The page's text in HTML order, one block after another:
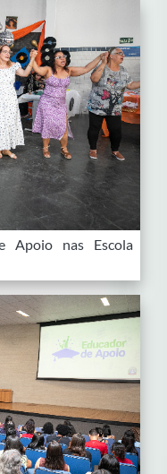
Apoio nas Escola